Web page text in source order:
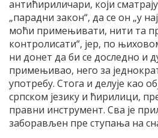
антићириличари, који
„парадни закон“, да се он „у
моћи примењивати, нити та
контролисати“, јер, по
ни донет да би се доследно и
примењивао, него за
употребу. Стога и делује као
српском језику и ћирилици,
правни инструмент. Сва је
заборављен пре ступања на